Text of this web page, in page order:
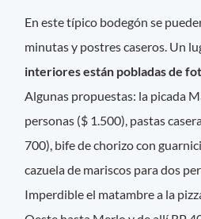
En este típico bodegón se
minutas y postres caseros. Un
interiores están pobladas de
Algunas propuestas: la picada
personas ($ 1.500), pastas
700), bife de chorizo con
cazuela de mariscos para dos
Imperdible el matambre a la